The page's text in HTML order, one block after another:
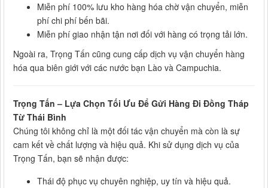
Miễn phí 100% lưu kho hàng hóa chờ vận chuyển, miễn
phí chi phí bến bãi.
Miễn phí giao nhận tận nơi đối với hàng có trọng tải lớn.
Ngoài ra, Trọng Tấn cũng cung cấp dịch vụ vận chuyển hàng
hóa qua biên giới với các nước bạn Lào và Campuchia.
Trọng Tấn – Lựa Chọn Tối Ưu Để Gửi Hàng Đi Đồng Tháp
Từ Thái Bình
Chúng tôi không chỉ là một đối tác vận chuyển mà còn là sự
cam kết về chất lượng và hiệu quả. Khi sử dụng dịch vụ của
Trọng Tấn, bạn sẽ nhận được:
Thái độ phục vụ chuyên nghiệp, uy tín và hiệu quả.